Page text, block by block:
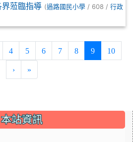
界蒞臨指導 (過路國民小學 / 608 / 行政
4 5 6 7 8 9(current)
10
› »
本站資訊